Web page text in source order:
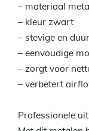
– materiaal
– kleur zwart
– stevige en
– eenvoudige
– zorgt voor
– verbetert
Professionele